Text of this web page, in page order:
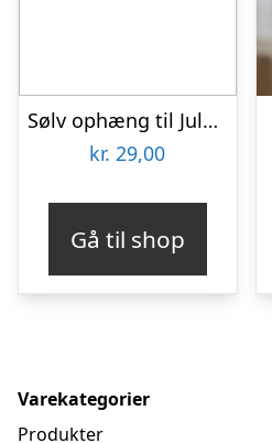
Sølv ophæng til Julesok
kr. 29,00
Gå til shop
Varekategorier
Produkter